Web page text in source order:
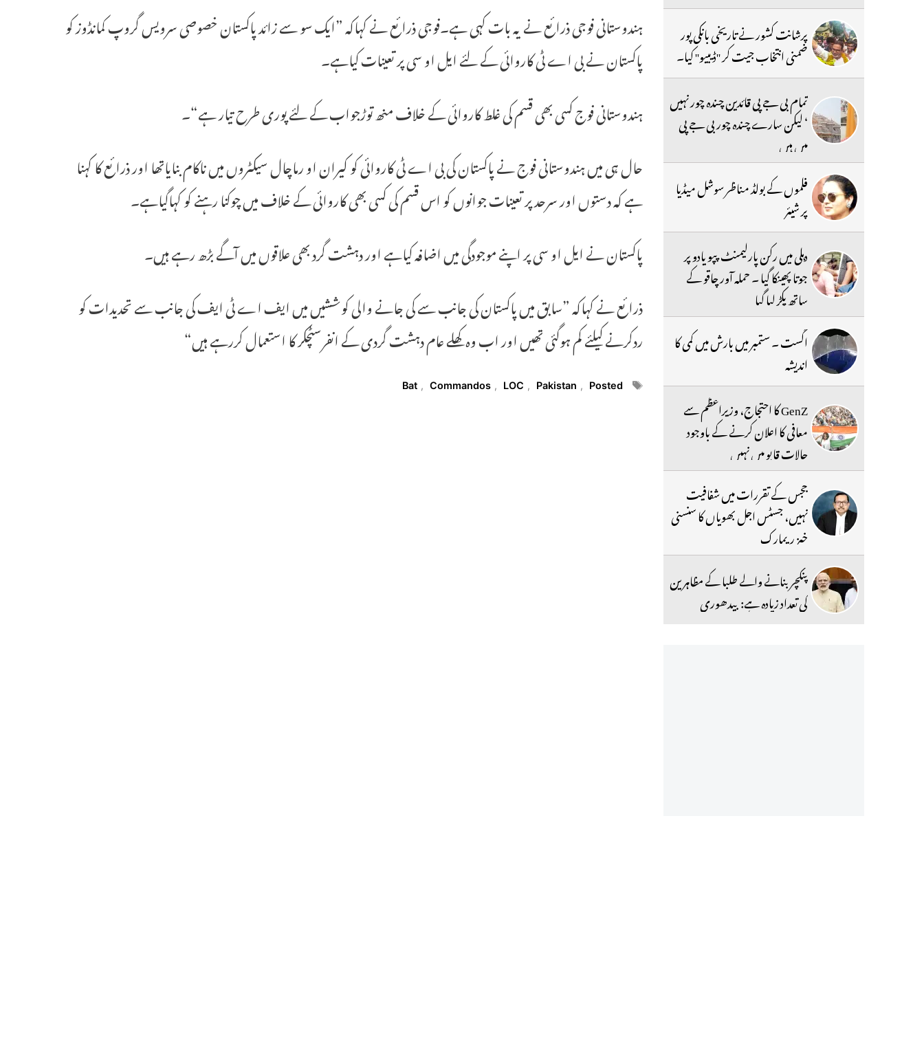
ہندوستانی فوجی ذرائع نے یہ بات کہی ہے۔فوجی ذرائع نے کہاکہ ”ایک سو سے زائد پاکستان خصوصی سرویس گروپ کمانڈوز کو
پاکستان نے بی اے ٹی کاروائی کے لئے ایل او سی پر تعینات کیاہے۔
ہندوستانی فوج کسی بھی قسم کی غلط کاروائی کے خلاف منھ توڑجواب کے لئے پوری طرح تیار ہے“۔
حال ہی میں ہندوستانی فوج نے پاکستان کی بی اے ٹی کاروائی کو کیران او رماچال سیکٹروں میں ناکام بنایاتھا اور ذرائع کا کہنا
ہے کہ دستوں اور سرحد پر تعینات جوانوں کو اس قسم کی کسی بھی کاروائی کے خلاف میں چوکنا رہنے کو کہاگیاہے۔
پاکستان نے ایل او سی پر اپنے موجودگی میں اضافہ کیاہے اور دہشت گرد بھی علاقوں میں آگے بڑھ رہے ہیں۔
ذرائع نے کہاکہ ”سابق میں پاکستان کی جانب سے کی جانے والی کوششیں میں ایف اے ٹی ایف کی جانب سے تحدیدات کو
ردکرنے کیلئے کم ہوگئی تھیں اور اب وہ کھلے عام دہشت گردی کے انفرسٹچکر کا استعمال کررہے ہیں“
Tags
Bat , Commandos , LOC , Pakistan , Posted
پرشانت کشور نے تاریخی بانکی پور
ضمنی انتخاب جیت کر ''ڈیبیو'' کیا۔
تمام بی جے پی قائدین چندہ چور نہیں
‘ لیکن سارے چندہ چور بی جے پی
میں ہیں
فلموں کے بولڈ مناظر سوشل میڈیا
پر شیئر
دہلی میں رکن پارلیمنٹ پپو یادو پر
جوتا پھینکا گیا ۔ حملہ آور چاقو کے
ساتھ پکڑ لیا گیا
اگست ۔ ستمبر میں بارش میں کمی کا
اندیشہ
GenZ کا احتجاج، وزیراعظم سے
معافی کا اعلان کرنے کے باوجود
حالات قابو میں نہیں
ججس کے تقررات میں شفافیت
نہیں، جسٹس اجل بھویاں کا سنسنی
خیز ریمارک
پنکچر بنانے والے طلبا کے مظاہرین
کی تعداد زیادہ ہے: بیدھوری